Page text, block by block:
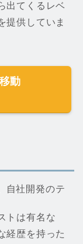
出てくるレベ
提供していま
動
自社開発のテ
トは有名な
経歴を持った